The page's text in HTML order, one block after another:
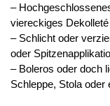
–
viereckiges Dekolleté
– Schlicht oder
oder
– Boleros oder doch
Schleppe, Stola oder